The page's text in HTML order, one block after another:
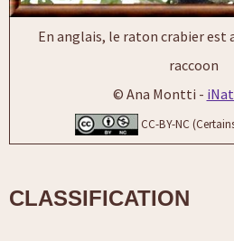
En anglais, le raton crabier est
raccoon
© Ana Montti -
CC-BY-NC
CLASSIFICATION